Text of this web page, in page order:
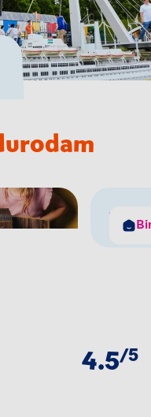
The
4.5
van 5